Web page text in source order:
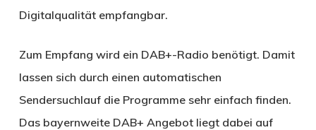
Digitalqualität empfangbar.
Zum Empfang wird ein DAB+-Radio benötigt. Damit
lassen sich durch einen automatischen
Sendersuchlauf die Programme sehr einfach finden.
Das bayernweite DAB+ Angebot liegt dabei auf